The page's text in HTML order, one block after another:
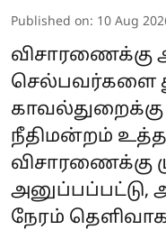
Published on: 10 Aug
விசாரணைக்கு
செல்பவர்களை
நீதிமன்றம்
விசாரணைக்கு
அனுப்பப்பட்டு,
நேரம் தெளிவாக